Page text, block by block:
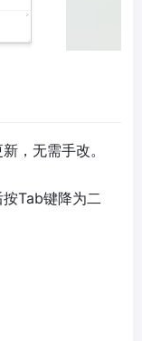
，无需手改。
Tab键降为二